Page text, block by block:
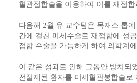
혈관접합술을 이용하여 이를 재접
다음해 2월 유 교수팀은 목재소 톱
간에 걸친 미세수술로 재접합에 성
접합 수술을 가능하게 하여 의학계
이 같은 성과로 인해 그동안 방치되
전절제된 환자를 미세혈관봉합술